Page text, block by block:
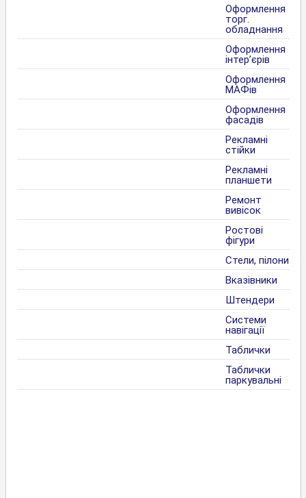
Оформлення
торг.
обладнання
Оформлення
інтер’єрів
Оформлення
МАФів
Оформлення
фасадів
Рекламні
стійки
Рекламні
планшети
Ремонт
вивісок
Ростові
фігури
Стели, пілони
Вказівники
Штендери
Системи
навігації
Таблички
Таблички
паркувальні